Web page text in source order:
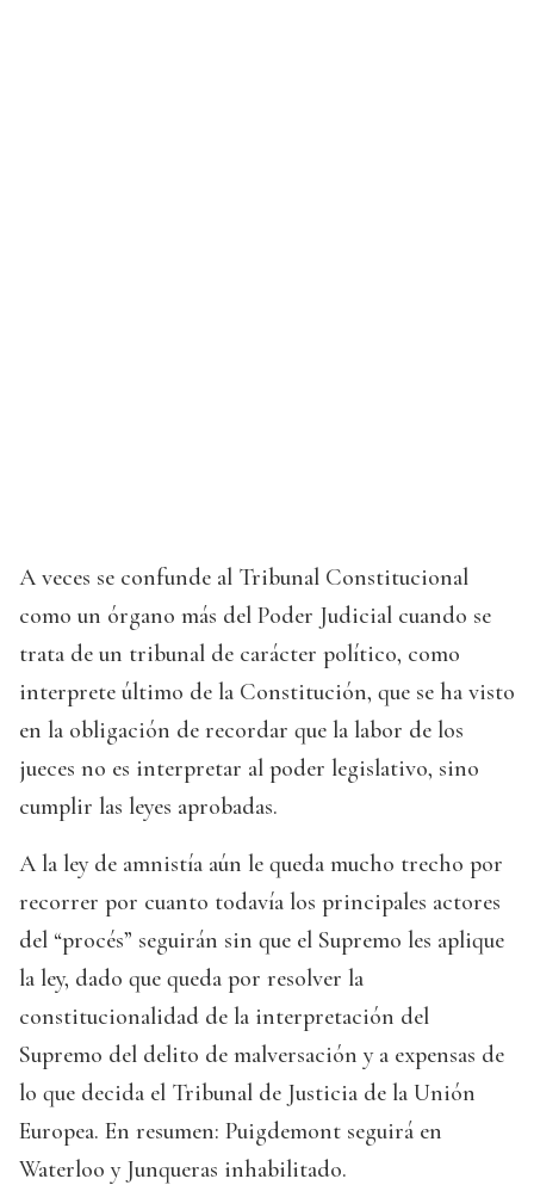
A veces se confunde al Tribunal Constitucional
como un órgano más del Poder Judicial cuando se
trata de un tribunal de carácter político, como
interprete último de la Constitución, que se ha visto
en la obligación de recordar que la labor de los
jueces no es interpretar al poder legislativo, sino
cumplir las leyes aprobadas.
A la ley de amnistía aún le queda mucho trecho por
recorrer por cuanto todavía los principales actores
del “procés” seguirán sin que el Supremo les aplique
la ley, dado que queda por resolver la
constitucionalidad de la interpretación del
Supremo del delito de malversación y a expensas de
lo que decida el Tribunal de Justicia de la Unión
Europea. En resumen: Puigdemont seguirá en
Waterloo y Junqueras inhabilitado.